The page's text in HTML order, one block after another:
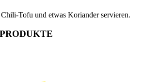
Tofu und etwas Koriander servieren.